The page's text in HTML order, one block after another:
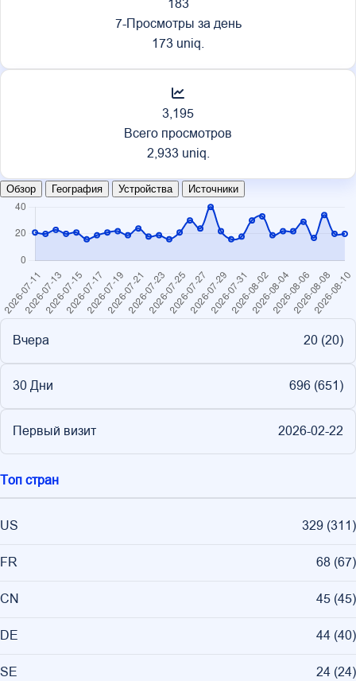
183
7-Просмотры за день
173 uniq.
3,195
Всего просмотров
2,933 uniq.
Обзор География Устройства Источники
Вчера 20 (20)
30 Дни 696 (651)
Первый визит 2026-02-22
Топ стран
US 329 (311)
FR 68 (67)
CN 45 (45)
DE 44 (40)
SE 24 (24)